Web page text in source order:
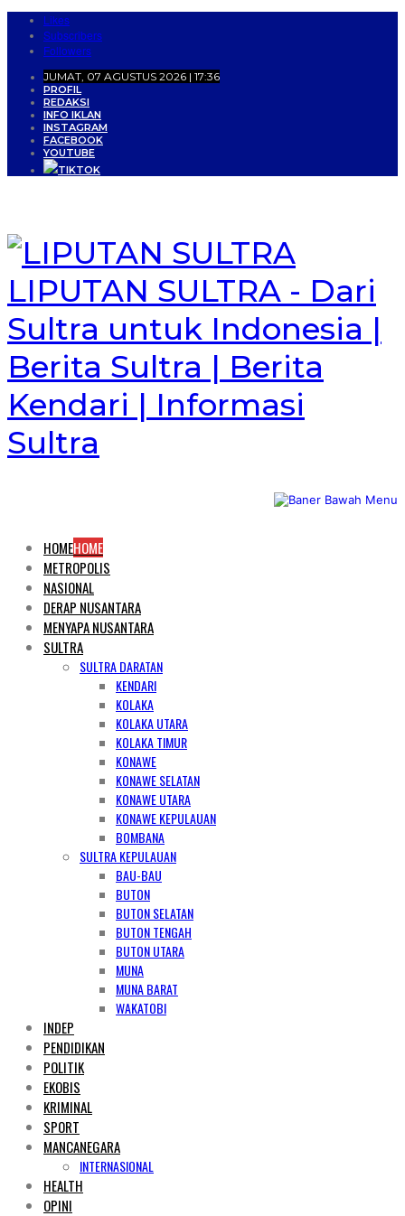
Likes
Subscribers
Followers
JUMAT, 07 AGUSTUS 2026 | 17:36
PROFIL
REDAKSI
INFO IKLAN
INSTAGRAM
FACEBOOK
YOUTUBE
TIKTOK
LIPUTAN SULTRA - Dari
Sultra untuk Indonesia |
Berita Sultra | Berita
Kendari | Informasi
Sultra
HOMEHOME
METROPOLIS
NASIONAL
DERAP NUSANTARA
MENYAPA NUSANTARA
SULTRA
SULTRA DARATAN
KENDARI
KOLAKA
KOLAKA UTARA
KOLAKA TIMUR
KONAWE
KONAWE SELATAN
KONAWE UTARA
KONAWE KEPULAUAN
BOMBANA
SULTRA KEPULAUAN
BAU-BAU
BUTON
BUTON SELATAN
BUTON TENGAH
BUTON UTARA
MUNA
MUNA BARAT
WAKATOBI
INDEP
PENDIDIKAN
POLITIK
EKOBIS
KRIMINAL
SPORT
MANCANEGARA
INTERNASIONAL
HEALTH
OPINI